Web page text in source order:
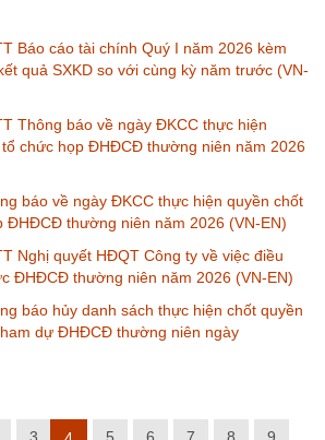
Báo cáo tài chính Quý I năm 2026 kèm
quả SXKD so với cùng kỳ năm trước (VN-
Thông báo về ngày ĐKCC thực hiện
chức họp ĐHĐCĐ thường niên năm 2026
báo về ngày ĐKCC thực hiện quyền chốt
ĐHĐCĐ thường niên năm 2026 (VN-EN)
Nghị quyết HĐQT Công ty về việc điều
ĐHĐCĐ thường niên năm 2026 (VN-EN)
báo hủy danh sách thực hiện chốt quyền
dự ĐHĐCĐ thường niên ngày